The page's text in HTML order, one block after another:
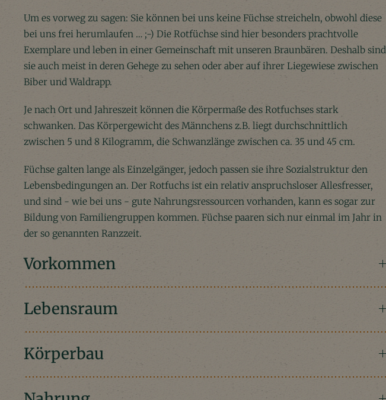
Um es vorweg zu sagen: Sie können bei uns keine Füchse streicheln, obwohl diese
bei uns frei herumlaufen … ;-) Die Rotfüchse sind hier besonders prachtvolle
Exemplare und leben in einer Gemeinschaft mit unseren Braunbären. Deshalb sind
sie auch meist in deren Gehege zu sehen oder aber auf ihrer Liegewiese zwischen
Biber und Waldrapp.
Je nach Ort und Jahreszeit können die Körpermaße des Rotfuchses stark
schwanken. Das Körpergewicht des Männchens z.B. liegt durchschnittlich
zwischen 5 und 8 Kilogramm, die Schwanzlänge zwischen ca. 35 und 45 cm.
Füchse galten lange als Einzelgänger, jedoch passen sie ihre Sozialstruktur den
Lebensbedingungen an. Der Rotfuchs ist ein relativ anspruchsloser Allesfresser,
und sind - wie bei uns - gute Nahrungsressourcen vorhanden, kann es sogar zur
Bildung von Familiengruppen kommen. Füchse paaren sich nur einmal im Jahr in
der so genannten Ranzzeit.
Vorkommen
Lebensraum
Körperbau